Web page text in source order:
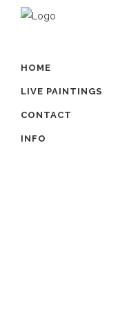
HOME
LIVE PAINTINGS
CONTACT
INFO